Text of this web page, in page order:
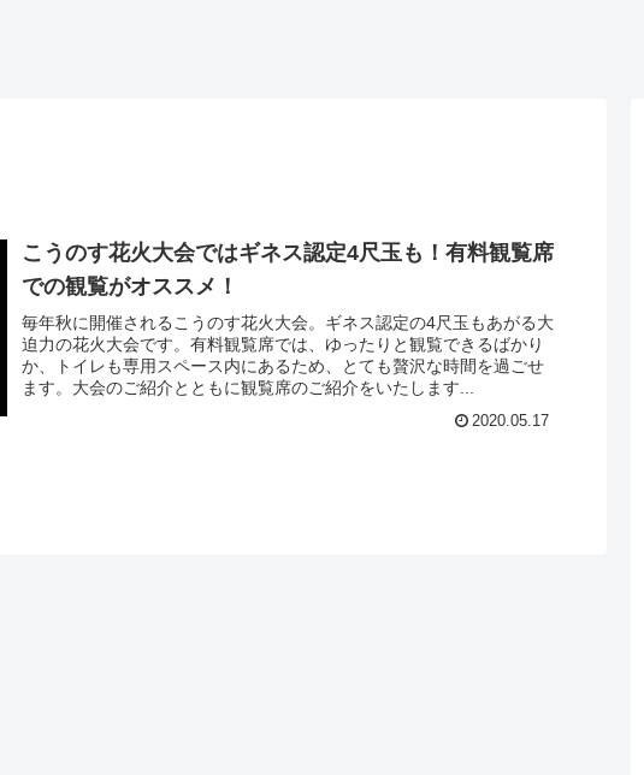
こうのす花火大会ではギネス認定4尺玉も！有料観覧席
での観覧がオススメ！
毎年秋に開催されるこうのす花火大会。ギネス認定の4尺玉もあがる大
迫力の花火大会です。有料観覧席では、ゆったりと観覧できるばかり
か、トイレも専用スペース内にあるため、とても贅沢な時間を過ごせ
ます。大会のご紹介とともに観覧席のご紹介をいたします...
2020.05.17